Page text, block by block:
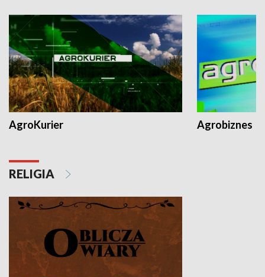
AgroKurier Agrobiznes
RELIGIA